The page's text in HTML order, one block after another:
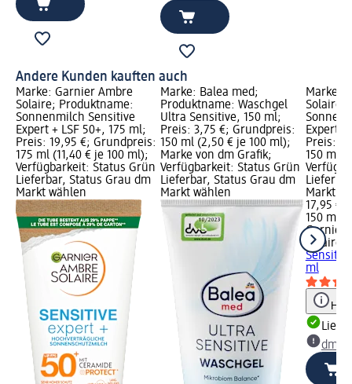
Andere Kunden kauften auch
Marke: Garnier Ambre
Solaire; Produktname:
Sonnenmilch Sensitive
Expert + LSF 50+, 175 ml;
Preis: 19,95 €; Grundpreis:
175 ml (11,40 € je 100 ml);
Verfügbarkeit: Status Grün
Lieferbar, Status Grau dm
Markt wählen
Marke: Balea med;
Produktname: Waschgel
Ultra Sensitive, 150 ml;
Preis: 3,75 €; Grundpreis:
150 ml (2,50 € je 100 ml);
Marke von dm Grafik;
Verfügbarkeit: Status Grün
Lieferbar, Status Grau dm
Markt wählen
Marke:
Solaire;
Expert
Preis:
150 ml
Markt
17,95 €
150 ml
Garnier
Solaire
ml
dm